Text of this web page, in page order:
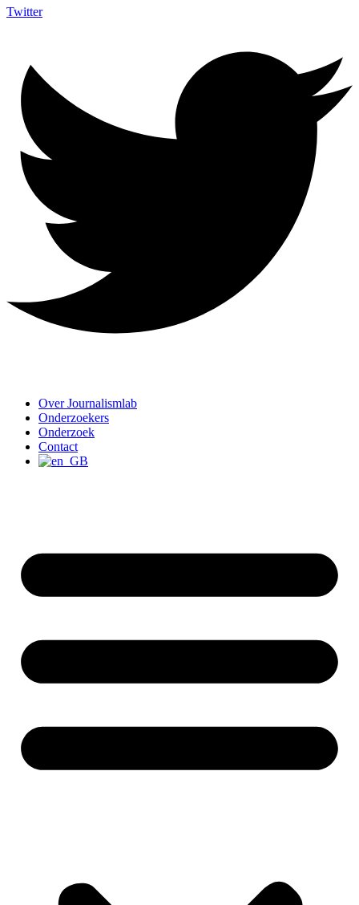
Twitter
Over Journalismlab
Onderzoekers
Onderzoek
Contact